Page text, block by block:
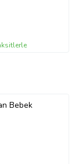
Bebek